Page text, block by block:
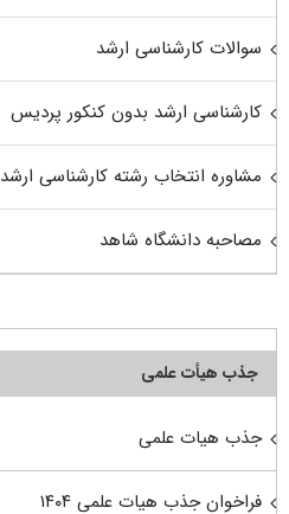
سوالات کارشناسی ارشد
کارشناسی ارشد بدون کنکور پردیس
مشاوره انتخاب رشته کارشناسی ارشد
مصاحبه دانشگاه شاهد
جذب هیأت علمی
جذب هیات علمی
فراخوان جذب هیات علمی ۱۴۰۴